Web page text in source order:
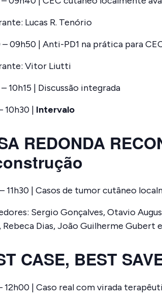
Lucas R. Tenório
09h50 | Anti-PD1 na prática para
Vitor Liutti
10h15 | Discussão integrada
10h30 | Intervalo
REDONDA
11h30 | Casos de tumor cutâneo
Sergio Gonçalves, Otavio
Rebeca Dias, João Guilherme Gubert
CASE, BEST
12h00 | Caso real com virada